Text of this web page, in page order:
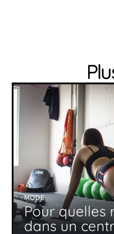
MODE
Pour quelles
dans un